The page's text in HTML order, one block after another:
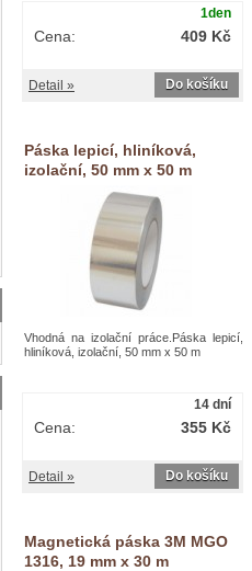
1den
409 Kč
Cena:
Do košíku
Detail »
Páska lepicí, hliníková,
izolační, 50 mm x 50 m
Vhodná na izolační práce.Páska lepicí,
hliníková, izolační, 50 mm x 50 m
14 dní
355 Kč
Cena:
Do košíku
Detail »
Magnetická páska 3M MGO
1316, 19 mm x 30 m